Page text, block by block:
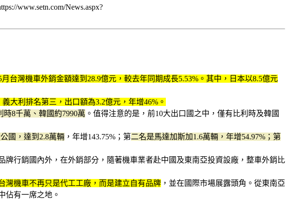
www.setn.com/News.aspx?
月台灣機車外銷金額達到28.9億元，較去年同期成長5.53%。其中，日本以8.5億元
大利排名第三，出口額為3.2億元，年增46%。
時8千萬、韓國約7990萬 。值得注意的是，前10大出口國之中，僅有比利時及韓國
國，達到2.8萬輛 ，年增143.75%；第二名是馬達加斯加1.6萬輛，年增54.97%；第
牌行銷國內外，在外銷部分，隨著機車業者赴中國及東南亞投資設廠，整車外銷比
灣機車不再只是代工工廠，而是建立自有品牌 ，並在國際市場展露頭角。從東南亞
佔有一席之地。